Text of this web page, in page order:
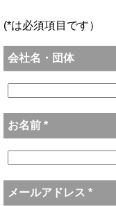
(*は必須項目です）
会社名・団体
お名前 *
メールアドレス *